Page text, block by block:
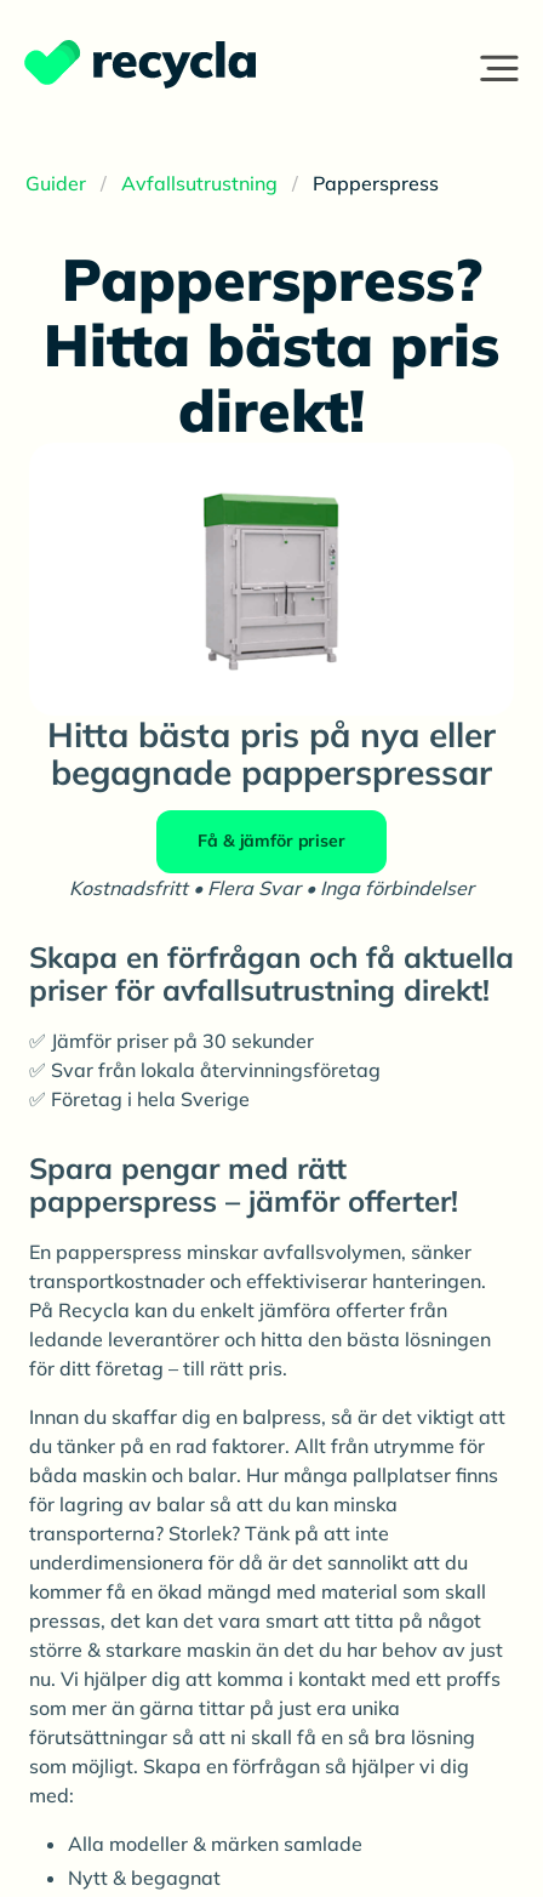
Guider Avfallsutrustning Papperspress
Papperspress?
Hitta bästa pris
direkt!
Hitta bästa pris på nya eller
begagnade papperspressar
Få & jämför priser
Kostnadsfritt • Flera Svar • Inga förbindelser
Skapa en förfrågan och få aktuella
priser för avfallsutrustning direkt!
✅ Jämför priser på 30 sekunder
✅ Svar från lokala återvinningsföretag
✅ Företag i hela Sverige
Spara pengar med rätt
papperspress – jämför offerter!
En papperspress minskar avfallsvolymen, sänker
transportkostnader och effektiviserar hanteringen.
På Recycla kan du enkelt jämföra offerter från
ledande leverantörer och hitta den bästa lösningen
för ditt företag – till rätt pris.
Innan du skaffar dig en balpress, så är det viktigt att
du tänker på en rad faktorer. Allt från utrymme för
båda maskin och balar. Hur många pallplatser finns
för lagring av balar så att du kan minska
transporterna? Storlek? Tänk på att inte
underdimensionera för då är det sannolikt att du
kommer få en ökad mängd med material som skall
pressas, det kan det vara smart att titta på något
större & starkare maskin än det du har behov av just
nu. Vi hjälper dig att komma i kontakt med ett proffs
som mer än gärna tittar på just era unika
förutsättningar så att ni skall få en så bra lösning
som möjligt. Skapa en förfrågan så hjälper vi dig
med:
Alla modeller & märken samlade
Nytt & begagnat